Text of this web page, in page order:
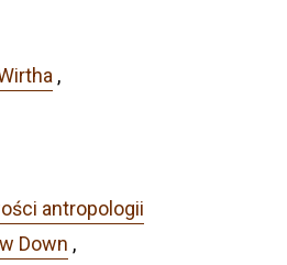
,
antropologii
Down ,